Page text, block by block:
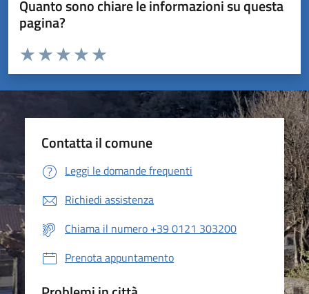
Quanto sono chiare le informazioni su questa
pagina?
Valuta da 1 a 5 stelle la pagina
Valuta 5 stelle su 5
Valuta 4 stelle su 5
Valuta 3 stelle su 5
Valuta 2 stelle su 5
Valuta 1 stelle su 5
Contatta il comune
Leggi le domande frequenti
Richiedi assistenza
Chiama il numero +39 0121 303200
Prenota appuntamento